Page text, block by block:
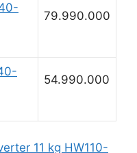
79.990.000
54.990.000
11 kg HW110-